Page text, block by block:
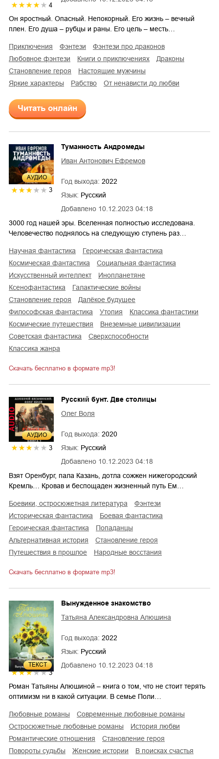
4
Он яростный. Опасный. Непокорный. Его жизнь – вечный
плен. Его душа – рубцы и раны. Его цель – месть…
приключения фэнтези
фэнтези про драконов
любовное фэнтези
книги о приключениях
драконы
становление героя
настоящие мужчины
яркие характеры
рабство от ненависти до любви
Читать онлайн
AУДИО
3
Добавлено 10.12.2023 04:18
Туманность Андромеды
Иван Антонович Ефремов
Год выхода: 2022
Язык: Русский
3000 год нашей эры. Вселенная полностью исследована.
Человечество поднялось на следующую ступень раз…
научная фантастика
героическая фантастика
космическая фантастика
социальная фантастика
искусственный интеллект
инопланетяне
ксенофантастика
галактические войны
становление героя
далёкое будущее
философская фантастика
утопия
классика фантастики
космические путешествия
внеземные цивилизации
советская фантастика
сверхспособности
классика жанра
Скачать бесплатно в формате mp3!
AУДИО
3
Добавлено 10.12.2023 04:18
Русский бунт. Две столицы
Олег Воля
Год выхода: 2020
Язык: Русский
Взят Оренбург, пала Казань, дотла сожжен нижегородский
Кремль… Кровав и беспощаден жизненный путь Ем…
боевики, остросюжетная литература
фэнтези
историческая фантастика
боевая фантастика
героическая фантастика
попаданцы
альтернативная история
становление героя
путешествия в прошлое
народные восстания
Скачать бесплатно в формате mp3!
ТЕКСТ
3
Добавлено 10.12.2023 04:18
Вынужденное знакомство
Татьяна Александровна Алюшина
Год выхода: 2022
Язык: Русский
Роман Татьяны Алюшиной – книга о том, что не стоит терять
оптимизм ни в какой ситуации. В семье Поли…
любовные романы
современные любовные романы
остросюжетные любовные романы
история любви
романтические отношения
становление героя
повороты судьбы
женские истории
в поисках счастья